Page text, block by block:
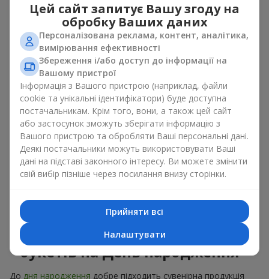
Для яскравих є сенс використати більш сміливі додаткові
акценти, як вишуканіцукеркичи дорогі сувеніри.
Сувенірна продукція для букетів повинна вибиратись,
враховуючи й привід, і людину, якій адресований подарунок.
Якщо сумніваєтесь, яка сувенірна продукція для букетів вам
потрібна — обирайте універсальні маленькі приємності,
широкий вибір яких знайдеться у нашому каталозі.
Сувеніри до букетів на різні свята
Свято задає настрій, а сувенірна продукція для букетів його
підкреслює. Саме тому сувеніри для квітів часто обирають з
урахуванням дати та події. В нашому асортименті
знайдеться сувенірна продукція для букетів, що підійде до
бюджет.
Сувенірна продукція до
букетів на День народження
До дня народження добре підходить сувенірна продукція
Цей сайт запитує Вашу згоду на
обробку Ваших даних
Персоналізована реклама, контент, аналітика,
вимірювання ефективності
Збереження і/або доступ до інформації на
Вашому пристрої
Інформація з Вашого пристрою (наприклад, файли
cookie та унікальні ідентифікатори) буде доступна
постачальникам. Крім того, вони, а також цей сайт
або застосунок зможуть зберігати інформацію з
Вашого пристрою та обробляти Ваші персональні дані.
Деякі постачальники можуть використовувати Ваші
дані на підставі законного інтересу. Ви можете змінити
свій вибір пізніше через посилання внизу сторінки.
Прийняти всі
Налаштувати